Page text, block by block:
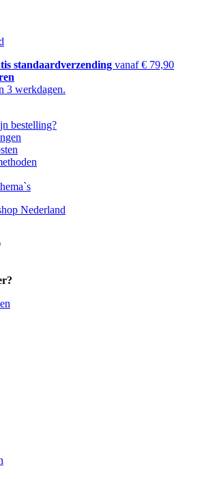
standaardverzending vanaf € 79,90
3 werkdagen.
bestelling?